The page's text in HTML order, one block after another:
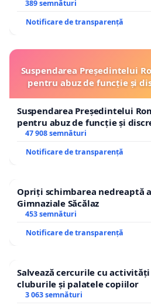
ROGOJAN
389 semnături
Notificare de transparență
Suspendarea Președintelui
pentru abuz de funcție și
Suspendarea Președintelui
pentru abuz de funcție și
47 908 semnături
Notificare de transparență
Opriți schimbarea nedreaptă
Gimnaziale Săcălaz
453 semnături
Notificare de transparență
Salvează cercurile cu
cluburile și palatele copiilor
3 063 semnături